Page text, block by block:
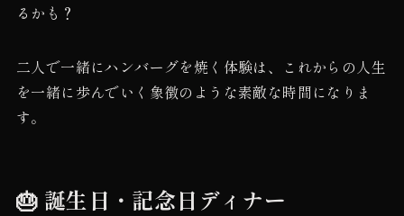
るかも？
二人で一緒にハンバーグを焼く体験は、これからの人生
を一緒に歩んでいく象徴のような素敵な時間になりま
す。
🎂 誕生日・記念日ディナー